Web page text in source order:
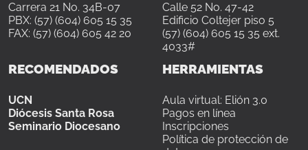
Carrera 21 No. 34B-07
PBX: (57) (604) 605 15 35
FAX: (57) (604) 605 42 20
Calle 52 No. 47-42
Edificio Coltejer piso 5
(57) (604) 605 15 35 ext.
4033#
RECOMENDADOS
UCN
Diócesis Santa Rosa
Seminario Diocesano
HERRAMIENTAS
Aula virtual: Elión 3.0
Pagos en línea
Inscripciones
Política de protección de